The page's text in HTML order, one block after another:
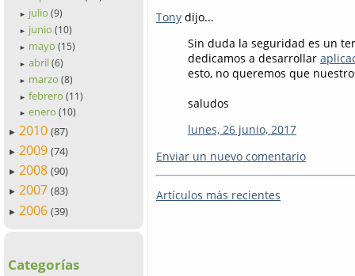
► julio (9)
► junio (10)
► mayo (15)
► abril (6)
► marzo (8)
► febrero (11)
► enero (10)
► 2010 (87)
► 2009 (74)
► 2008 (90)
► 2007 (83)
► 2006 (39)
Categorías
Tony dijo...
Sin duda la seguridad es un
dedicamos a desarrollar
esto, no queremos que
saludos
lunes, 26 junio, 2017
Enviar un nuevo comentario
Artículos más recientes